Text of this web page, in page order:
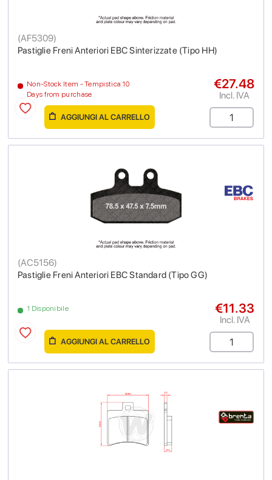
Pastiglie Freni Anteriori EBC Sinterizzate (Tipo HH)
(AF5309)
Non-Stock Item - Tempistica 10
Days from purchase
€27.48
Incl. IVA
AGGIUNGI AL CARRELLO
Pastiglie Freni Anteriori EBC Standard (Tipo GG)
(AC5156)
1 Disponibile €11.33
Incl. IVA
AGGIUNGI AL CARRELLO